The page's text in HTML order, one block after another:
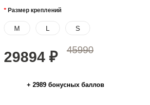
Размер креплений
M L S
29894 ₽ 45990
+ 2989 бонусных баллов